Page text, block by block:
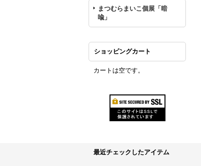
まつむらまいこ個展「暗
喩」
ショッピングカート
カートは空です。
最近チェックしたアイテム